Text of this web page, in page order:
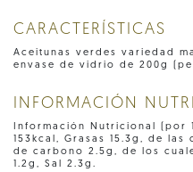
CARACTERÍSTICAS
Aceitunas verdes variedad
envase de vidrio de 200g
INFORMACIÓN
Información Nutricional (por
153kcal, Grasas 15.3g, de
de carbono 2.5g, de los
1.2g, Sal 2.3g.